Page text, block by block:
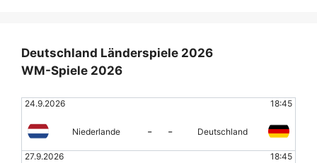
Deutschland Länderspiele 2026
WM-Spiele 2026
24.9.2026 18:45
Niederlande - - Deutschland
27.9.2026 18:45